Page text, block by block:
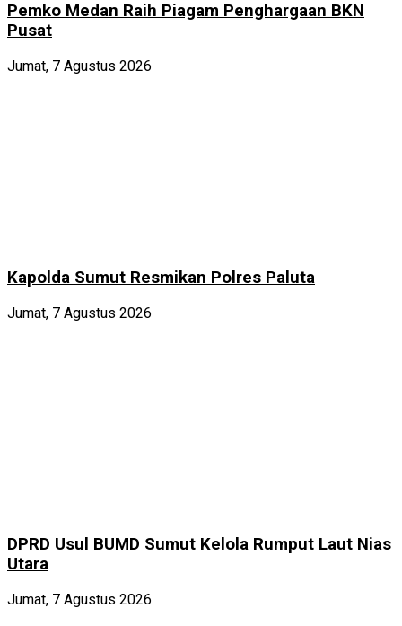
Pemko Medan Raih Piagam Penghargaan BKN
Pusat
Jumat, 7 Agustus 2026
Kapolda Sumut Resmikan Polres Paluta
Jumat, 7 Agustus 2026
DPRD Usul BUMD Sumut Kelola Rumput Laut Nias
Utara
Jumat, 7 Agustus 2026